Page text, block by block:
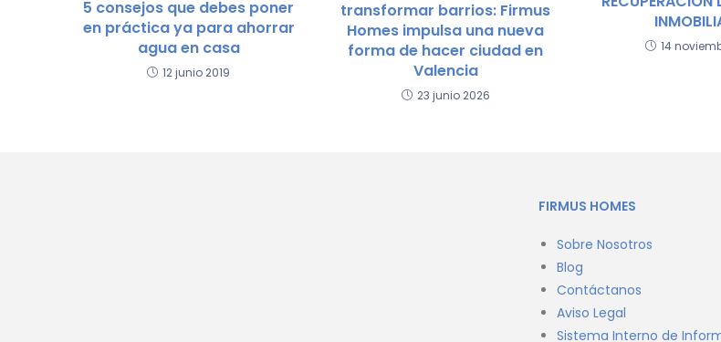
5 consejos que debes poner
en práctica ya para ahorrar
agua en casa
12 junio 2019
transformar barrios: Firmus
Homes impulsa una nueva
forma de hacer ciudad en
Valencia
23 junio 2026
14
FIRMUS HOMES
Sobre Nosotros
Blog
Contáctanos
Aviso Legal
Sistema Interno de